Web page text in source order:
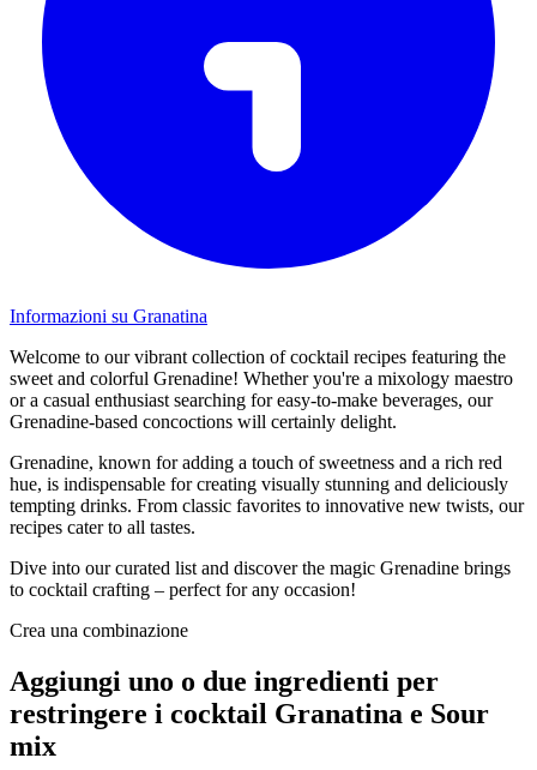
Informazioni su Granatina
Welcome to our vibrant collection of cocktail recipes featuring the
sweet and colorful Grenadine! Whether you're a mixology maestro
or a casual enthusiast searching for easy-to-make beverages, our
Grenadine-based concoctions will certainly delight.
Grenadine, known for adding a touch of sweetness and a rich red
hue, is indispensable for creating visually stunning and deliciously
tempting drinks. From classic favorites to innovative new twists, our
recipes cater to all tastes.
Dive into our curated list and discover the magic Grenadine brings
to cocktail crafting – perfect for any occasion!
Crea una combinazione
Aggiungi uno o due ingredienti per
restringere i cocktail Granatina e Sour
mix